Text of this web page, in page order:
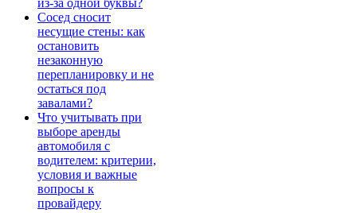
из-за одной буквы?
Сосед сносит
несущие стены: как
остановить
незаконную
перепланировку и не
остаться под
завалами?
Что учитывать при
выборе аренды
автомобиля с
водителем: критерии,
условия и важные
вопросы к
провайдеру